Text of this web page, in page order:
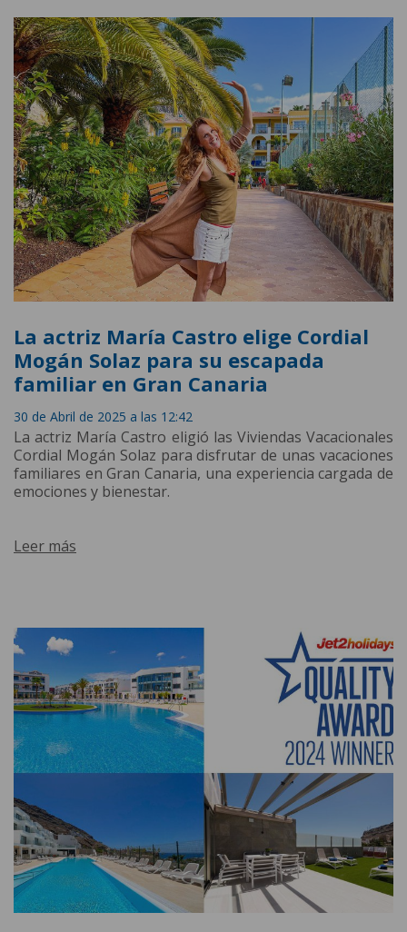
La actriz María Castro elige Cordial
Mogán Solaz para su escapada
familiar en Gran Canaria
30 de Abril de 2025 a las 12:42
La actriz María Castro eligió las Viviendas Vacacionales
Cordial Mogán Solaz para disfrutar de unas vacaciones
familiares en Gran Canaria, una experiencia cargada de
emociones y bienestar.
Leer más